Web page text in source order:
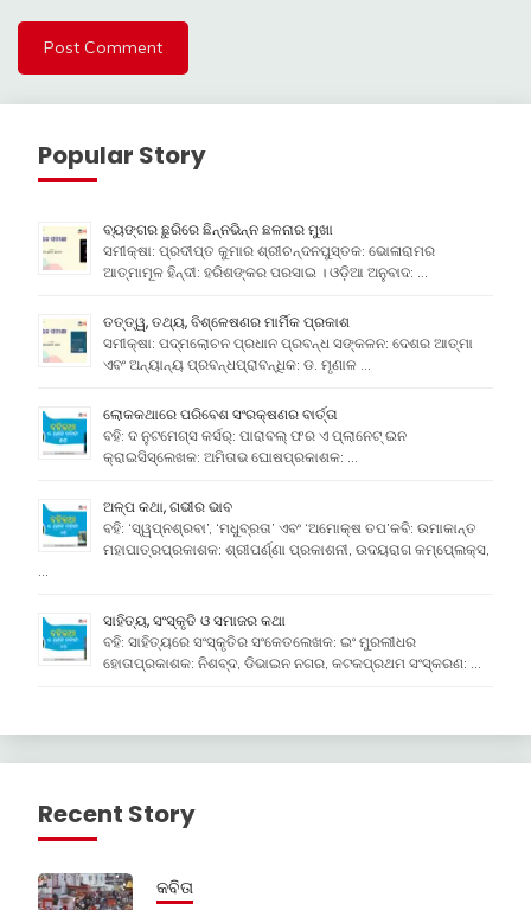
Popular Story
ବ୍ୟଙ୍ଗର ଛୁରିରେ ଛିନ୍ନଭିନ୍ନ ଛଳନାର ମୁଖା
ସମୀକ୍ଷା: ପ୍ରଦୀପ୍ତ କୁମାର ଶ୍ରୀଚନ୍ଦନପୁସ୍ତକ: ଭୋଳାରାମର
ଆତ୍ମାମୂଳ ହିନ୍ଦୀ: ହରିଶଙ୍କର ପରସାଇ । ଓଡ଼ିଆ ଅନୁବାଦ: …
ତତ୍ତ୍ୱ, ତଥ୍ୟ, ବିଶ୍ଳେଷଣର ମାର୍ମିକ ପ୍ରକାଶ
ସମୀକ୍ଷା: ପଦ୍ମଲୋଚନ ପ୍ରଧାନ ପ୍ରବନ୍ଧ ସଙ୍କଳନ: ଦେଶର ଆତ୍ମା
ଏବଂ ଅନ୍ୟାନ୍ୟ ପ୍ରବନ୍ଧପ୍ରାବନ୍ଧିକ: ଡ. ମୃଣାଳ …
ଲୋକକଥାରେ ପରିବେଶ ସଂରକ୍ଷଣର ବାର୍ତ୍ତା
ବହି: ଦ ନୁଟମେଗ୍ସ କର୍ସର୍: ପାରାବଲ୍ ଫର ଏ ପ୍ଲାନେଟ୍ ଇନ
କ୍ରାଇସିସ୍ଲେଖକ: ଅମିତାଭ ଘୋଷପ୍ରକାଶକ: …
ଅଳ୍ପ କଥା, ଗଭୀର ଭାବ
ବହି: ‘ସ୍ୱପ୍ନଶ୍ରବା’, ‘ମଧୁବ୍ରତା’ ଏବଂ ‘ଅମୋକ୍ଷ ତପ’କବି: ଉମାକାନ୍ତ
ମହାପାତ୍ରପ୍ରକାଶକ: ଶ୍ରୀପର୍ଣ୍ଣା ପ୍ରକାଶନୀ, ଉଦୟରାଗ କମ୍ପେ୍ଲକ୍ସ,
…
ସାହିତ୍ୟ, ସଂସ୍କୃତି ଓ ସମାଜର କଥା
ବହି: ସାହିତ୍ୟରେ ସଂସ୍କୃତିର ସଂକେତଲେଖକ: ଇଂ ମୁରଲୀଧର
ହୋତାପ୍ରକାଶକ: ନିଶବ୍ଦ, ଡିଭାଇନ ନଗର, କଟକପ୍ରଥମ ସଂସ୍କରଣ: …
Recent Story
କବିତା